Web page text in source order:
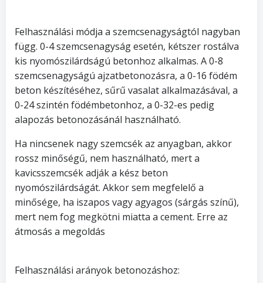
Felhasználási módja a szemcsenagyságtól nagyban
függ. 0-4 szemcsenagyság esetén, kétszer rostálva
kis nyomószilárdságú betonhoz alkalmas. A 0-8
szemcsenagyságú ajzatbetonozásra, a 0-16 födém
beton készítéséhez, sűrű vasalat alkalmazásával, a
0-24 szintén födémbetonhoz, a 0-32-es pedig
alapozás betonozásánál használható.
Ha nincsenek nagy szemcsék az anyagban, akkor
rossz minőségű, nem használható, mert a
kavicsszemcsék adják a kész beton
nyomószilárdságát. Akkor sem megfelelő a
minősége, ha iszapos vagy agyagos (sárgás színű),
mert nem fog megkötni miatta a cement. Erre az
átmosás a megoldás
Felhasználási arányok betonozáshoz: